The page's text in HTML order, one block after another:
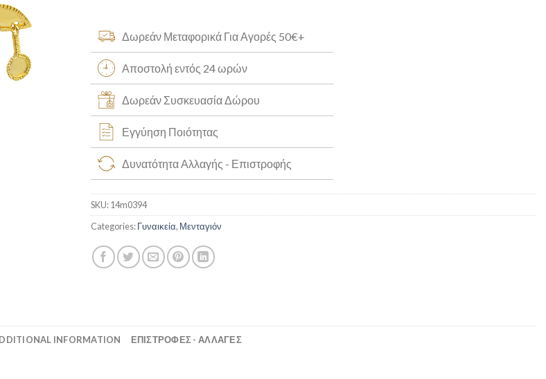
Δωρεάν Μεταφορικά Για Αγορές 50€+
Αποστολή εντός 24 ωρών
Δωρεάν Συσκευασία Δώρου
Εγγύηση Ποιότητας
Δυνατότητα Αλλαγής - Επιστροφής
SKU:14m0394
Categories:Γυναικεία, Μενταγιόν
INFORMATION ΕΠΙΣΤΡΟΦΕΣ - ΑΛΛΑΓΕΣ